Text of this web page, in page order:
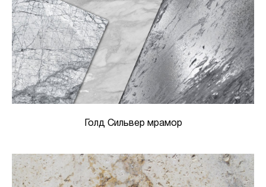
Голд Сильвер мрамор